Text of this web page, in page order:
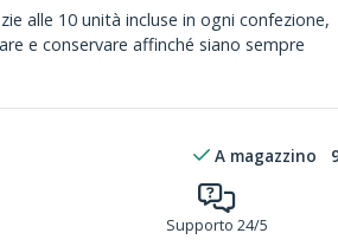
alle 10 unità incluse in ogni confezione,
e conservare affinché siano sempre
A magazzino
Supporto 24/5